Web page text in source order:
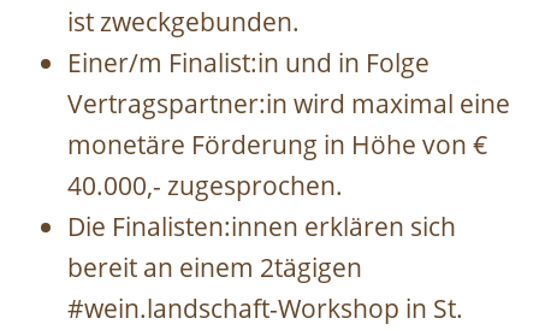
ist zweckgebunden.
Einer/m Finalist:in und in Folge
Vertragspartner:in wird maximal eine
monetäre Förderung in Höhe von €
40.000,- zugesprochen.
Die Finalisten:innen erklären sich
bereit an einem 2tägigen
#wein.landschaft-Workshop in St.